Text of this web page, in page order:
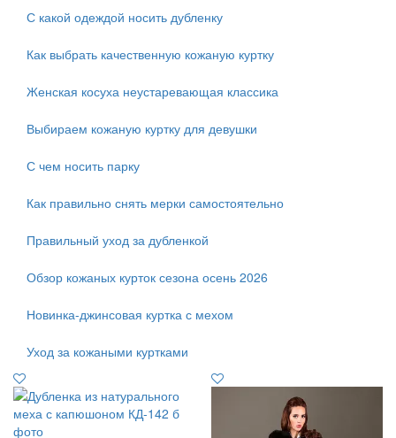
С какой одеждой носить дубленку
Как выбрать качественную кожаную куртку
Женская косуха неустаревающая классика
Выбираем кожаную куртку для девушки
С чем носить парку
Как правильно снять мерки самостоятельно
Правильный уход за дубленкой
Обзор кожаных курток сезона осень 2026
Новинка-джинсовая куртка с мехом
Уход за кожаными куртками